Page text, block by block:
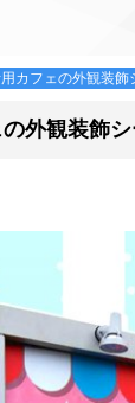
カフェの外観装
外観装飾